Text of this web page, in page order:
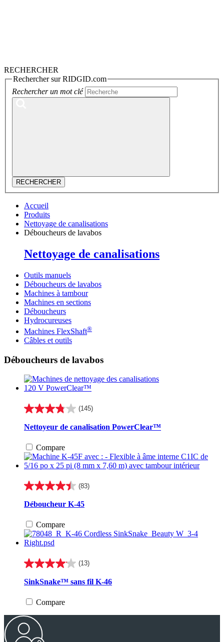
RECHERCHER
Rechercher sur RIDGID.com
Rechercher un mot clé
RECHERCHER
Accueil
Produits
Nettoyage de canalisations
Déboucheurs de lavabos
Nettoyage de canalisations
Outils manuels
Déboucheurs de lavabos
Machines à tambour
Machines en sections
Déboucheurs
Hydrocureuses
Machines FlexShaft®
Câbles et outils
Déboucheurs de lavabos
(145)
3.8
sur
145
évaluations
Nettoyeur de canalisation PowerClear™
Compare
(83)
4.4
sur
83
évaluations
Déboucheur K-45
Compare
(13)
4.1
sur
13
SinkSnake™ sans fil K-46
Compare